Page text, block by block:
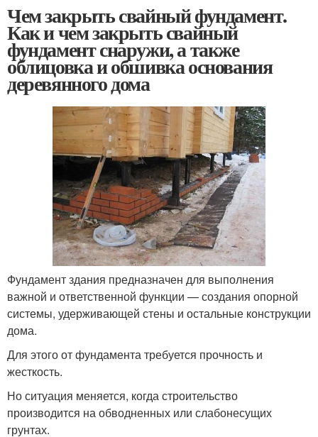
Чем закрыть свайный фундамент.
Как и чем закрыть свайный
фундамент снаружи, а также
облицовка и обшивка основания
деревянного дома
Фундамент здания предназначен для выполнения
важной и ответственной функции — создания опорной
системы, удерживающей стены и остальные конструкции
дома.
Для этого от фундамента требуется прочность и
жесткость.
Но ситуация меняется, когда строительство
производится на обводненных или слабонесущих
грунтах.